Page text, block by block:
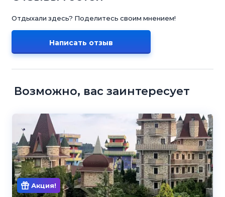
Отдыхали здесь? Поделитесь своим мнением!
Написать отзыв
Возможно, вас заинтересует
Акция!
5.0